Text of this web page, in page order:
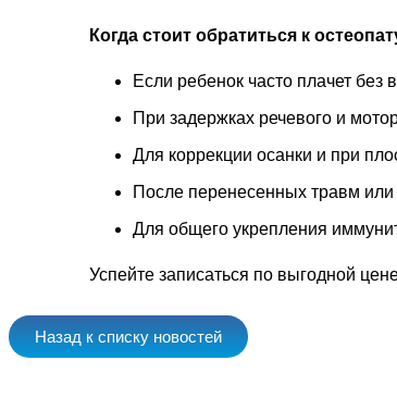
Когда стоит обратиться к
Если ребенок часто плачет без
При задержках речевого и
Для коррекции осанки и при
После перенесенных травм
Для общего укрепления
Успейте записаться по выгодной
Назад к списку новостей